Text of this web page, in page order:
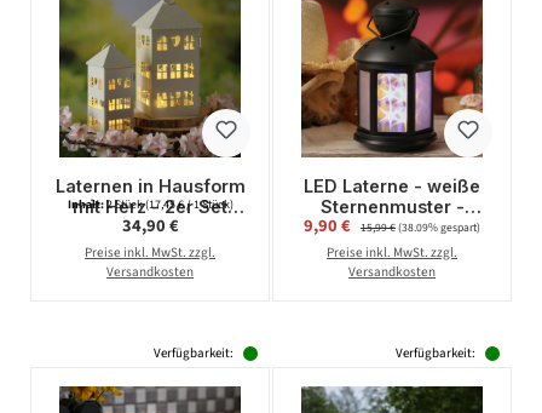
Laternen in Hausform
mit Herz - 2er Set
Metallhäuser -
Lichthäuser - H:
30cm/23cm - weiß
Inhalt:2 Stück(17,45 € / 1 Stück)
Regulärer Preis:
34,90 €
Preise inkl. MwSt. zzgl.
Versandkosten
LED Laterne - weiße
Sternenmuster -
bewegt/Dauerleuchten
- H: 22cm -
Batteriebetrieb -
Verkaufspreis:
9,90 € Regulärer Preis:
15,99 €(38.09% gespart)
Preise inkl. MwSt. zzgl.
Versandkosten
Verfügbarkeit: Verfügbarkeit: